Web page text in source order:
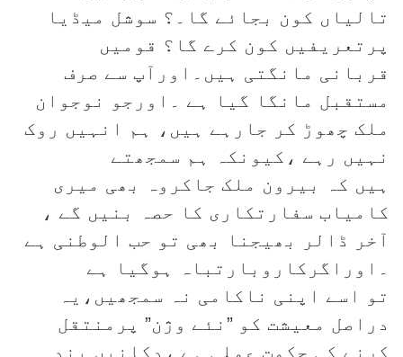
تالیاں کون بجائے گا۔؟ سوشل میڈیا
پرتعریفیں کون کرے گا؟ قومیں
قربانی مانگتی ہیں۔اورآپ سے صرف
مستقبل مانگا گیا ہے ۔اورجو نوجوان
ملک چھوڑ کر جارہے ہیں، ہم انہیں روک
نہیں رہے ،کیونکہ ہم سمجھتے
ہیں کہ بیرون ملک جاکروہ بھی میری
کامیاب سفارتکاری کا حصہ بنیں گے ،
آخر ڈالر بھیجنا بھی تو حب الوطنی ہے
۔اوراگرکاروبارتباہ ہوگیا ہے
تو اسے اپنی ناکامی نہ سمجھیں،یہ
دراصل معیشت کو ”نئے وژن” پرمنتقل
کرنے کی حکمت عملی ہے ،دکانیں بند